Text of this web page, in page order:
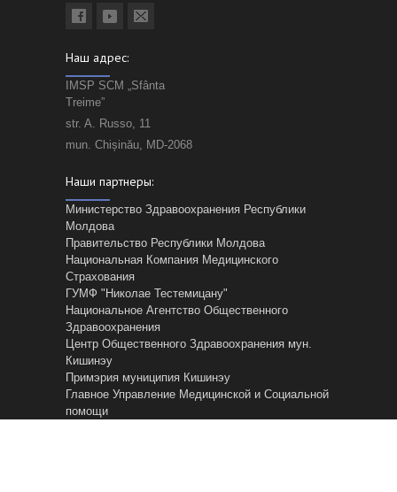
Наш адрес:
IMSP SCM „Sfânta
Treime”
str. A. Russo, 11
mun. Chișinău, MD-2068
Наши партнеры:
Министерство Здравоохранения Республики
Молдова
Правительство Республики Молдова
Национальная Компания Медицинского
Страхования
ГУМФ "Николае Тестемицану"
Национальное Агентство Общественного
Здравоохранения
Центр Общественного Здравоохранения мун.
Кишинэу
Примэрия муниципия Кишинэу
Главное Управление Mедицинской и Cоциальной
помощи